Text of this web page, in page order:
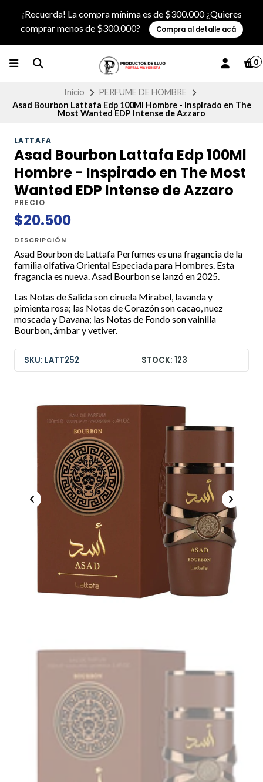
¡Recuerda! La compra mínima es de $300.000 ¿Quieres
comprar menos de $300.000?
Compra al detalle acá
0
Inicio
PERFUME DE HOMBRE
Asad Bourbon Lattafa Edp 100Ml Hombre - Inspirado en The
Most Wanted EDP Intense de Azzaro
LATTAFA
Asad Bourbon Lattafa Edp 100Ml
Hombre - Inspirado en The Most
Wanted EDP Intense de Azzaro
PRECIO
$20.500
DESCRIPCIÓN
Asad Bourbon de Lattafa Perfumes es una fragancia de la
familia olfativa Oriental Especiada para Hombres. Esta
fragancia es nueva. Asad Bourbon se lanzó en 2025.
Las Notas de Salida son ciruela Mirabel, lavanda y
pimienta rosa; las Notas de Corazón son cacao, nuez
moscada y Davana; las Notas de Fondo son vainilla
Bourbon, ámbar y vetiver.
SKU: LATT252 STOCK: 123